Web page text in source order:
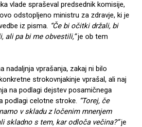
vlade spraševal predsednik komisije,
odstopljeno ministru za zdravje, ki je
iz pisma. “Če bi očitki držali, bi
ali pa bi me obvestili,”je ob tem
nadaljnja vprašanja, zakaj ni bilo
strokovnjakinje vprašal, ali naj
na podlagi dejstev posamičnega
podlagi celotne stroke. “Torej, če
v skladu z ločenim mnenjem
skladno s tem, kar odloča večina?”je